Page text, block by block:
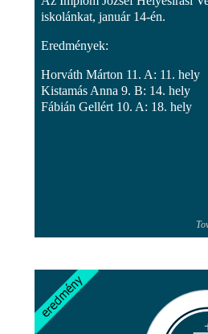
iskolánkat, január 14-én.
Eredmények:
Horváth Márton 11. A: 11. hely
Kistamás Anna 9. B: 14. hely
Fábián Gellért 10. A: 18. hely